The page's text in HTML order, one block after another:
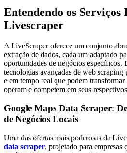
Entendendo os Serviços
Livescraper
A LiveScraper oferece um conjunto
extração de dados, cada um adaptado
oportunidades de negócios específicos.
tecnologias avançadas de web scraping
e em tempo real que podem transformar
operam e competem em seus
Google Maps Data Scraper:
de Negócios Locais
Uma das ofertas mais poderosas da
data scraper, projetado para empresas